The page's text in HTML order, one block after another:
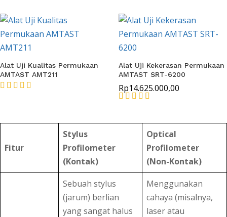
Alat Uji Kualitas Permukaan
AMTAST AMT211
Alat Uji Kekerasan Permukaan
AMTAST SRT-6200
Rp14.625.000,00
Fitur
Stylus
Profilometer
(Kontak)
Optical
Profilometer
(Non-Kontak)
Sebuah stylus
(jarum) berlian
yang sangat halus
Menggunakan
cahaya (misalnya,
laser atau